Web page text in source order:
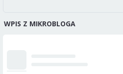
WPIS Z MIKROBLOGA